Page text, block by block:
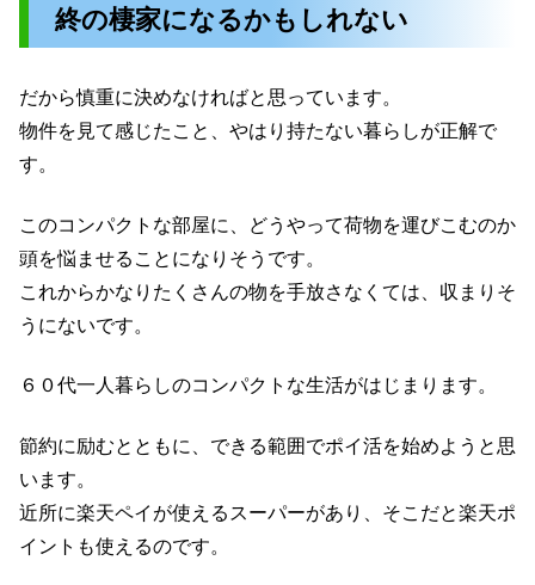
終の棲家になるかもしれない
だから慎重に決めなければと思っています。
物件を見て感じたこと、やはり持たない暮らしが正解で
す。
このコンパクトな部屋に、どうやって荷物を運びこむのか
頭を悩ませることになりそうです。
これからかなりたくさんの物を手放さなくては、収まりそ
うにないです。
６０代一人暮らしのコンパクトな生活がはじまります。
節約に励むとともに、できる範囲でポイ活を始めようと思
います。
近所に楽天ペイが使えるスーパーがあり、そこだと楽天ポ
イントも使えるのです。